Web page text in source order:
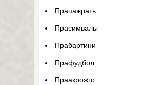
Прапажрать
Прасимвалы
Прабартини
Прафудбол
Праакрожго